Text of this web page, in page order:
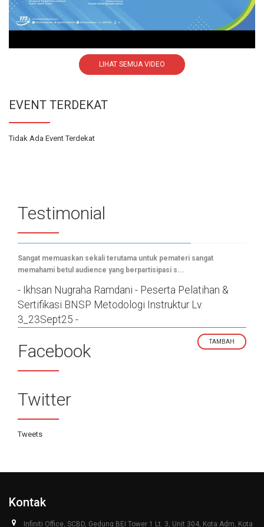
LIHAT SEMUA VIDEO
EVENT TERDEKAT
Tidak Ada Event Terdekat
Testimonial
Sangat memuaskan sekali terutama untuk pemateri sangat
memahami betul audience yang berpartisipasi s...
- Ikhsan Nugraha Ramdani - Peserta Pelatihan &
Sertifikasi BNSP Metodologi Instruktur Lv.
3_23Sept25 -
TAMBAH
Facebook
Twitter
Tweets
Kontak
Infiniti Office, SCBD, Gedung BEI Tower 1 Lt. 3, Unit 304, Kota Adm, Kota